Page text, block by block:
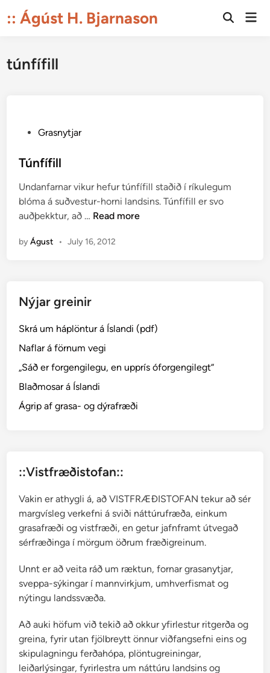
to:: Ágúst H. Bjarnason
Open
túnfífill
s
e
d
i
Grasnytjar
Túnfífill
Undanfarnar vikur hefur túnfífill staðið í ríkulegum
blóma á suðvestur-horni landsins. Túnfífill er svo
auðþekktur, að … T
n
l
Read more
byÁgust • July 16, 2012
Nýjar greinir
Skrá um háplöntur á Íslandi (pdf)
Naflar á förnum vegi
„Sáð er forgengilegu, en upprís óforgengilegt“
Blaðmosar á Íslandi
Ágrip af grasa- og dýrafræði
::Vistfræðistofan::
Vakin er athygli á, að VISTFRÆÐISTOFAN tekur að sér
margvísleg verkefni á sviði náttúrufræða, einkum
grasafræði og vistfræði, en getur jafnframt útvegað
sérfræðinga í mörgum öðrum fræðigreinum.
Unnt er að veita ráð um ræktun, fornar grasanytjar,
sveppa-sýkingar í mannvirkjum, umhverfismat og
nýtingu landssvæða.
Að auki höfum við tekið að okkur yfirlestur ritgerða og
greina, fyrir utan fjölbreytt önnur viðfangsefni eins og
skipulagningu ferðahópa, plöntugreiningar,
leiðarlýsingar, fyrirlestra um náttúru landsins og